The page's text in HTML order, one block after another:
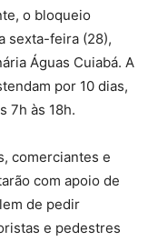
o bloqueio
sexta-feira (28),
Águas Cuiabá. A
por 10 dias,
7h às 18h.
comerciantes e
com apoio de
de pedir
e pedestres